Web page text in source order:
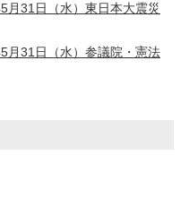
月31日（水）東日本大震災
月31日（水）参議院・憲法